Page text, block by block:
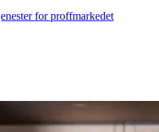
for proffmarkedet